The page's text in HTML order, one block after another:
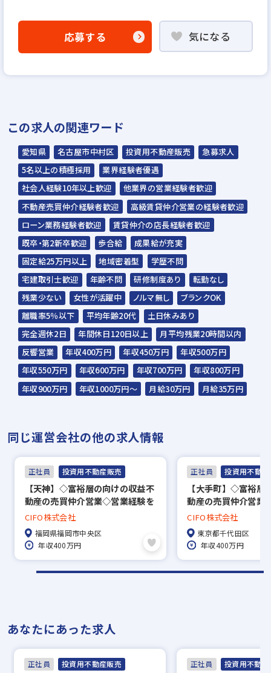
「応募する」よりエントリー
履歴書・職務経歴書をご送付
▼
面接（1回～2回）
▼
採否ご連絡
☆入社時期は相談に応じます。現在、在職中
の方も積極的にご応募ください。
☆応募の秘密は厳守いたします。
※履歴書は大切な個人情報として社内で慎重
に取り扱い、本採用目的以外には使用致しま
せん。
なお、不採用の際は当社にて破棄致します。
ご返却はできかねますので予めご了承下さ
い。
応募する 気になる
この求人の関連ワード
愛知県 名古屋市中村区 投資用不動産販売
急募求人
5名以上の積極採用
業界経験者優遇
社会人経験10年以上歓迎
他業界の営業経験者歓迎
不動産売買仲介経験者歓迎
高級賃貸仲介営業の経験者歓迎
ローン業務経験者歓迎
賃貸仲介の店長経験者歓迎
既卒・第2新卒歓迎
歩合給
成果給が充実
固定給25万円以上
地域密着型
学歴不問
宅建取引士歓迎
年齢不問 研修制度あり
転勤なし
残業少ない
女性が活躍中 ノルマ無し
ブランクOK
離職率5％以下
平均年齢20代
土日休みあり
完全週休2日
年間休日120日以上
月平均残業20時間以内
反響営業
年収400万円 年収450万円
年収500万円
年収550万円
年収600万円 年収700万円
年収800万円
年収900万円
年収1000万円～ 月給30万円 月給35万円
同じ運営会社の他の求人情報
正社員 投資用不動産販売
【天神】◇富裕層の向けの収益不
動産の売買仲介営業◇営業経験を
活かして活躍！／年収1,000万円
十分可能◎／完休2日制／反響営
業
CIFO株式会社
福岡県福岡市中央区
年収400万円
正社員 投資用不動
【大手町】◇富裕層
動産の売買仲介営
万円十分可能◎／完
全反響営業＆飛び込
経験者歓迎！
CIFO株式会社
東京都千代田区
年収400万円
あなたにあった求人
正社員 投資用不動産販売 正社員 投資用不動